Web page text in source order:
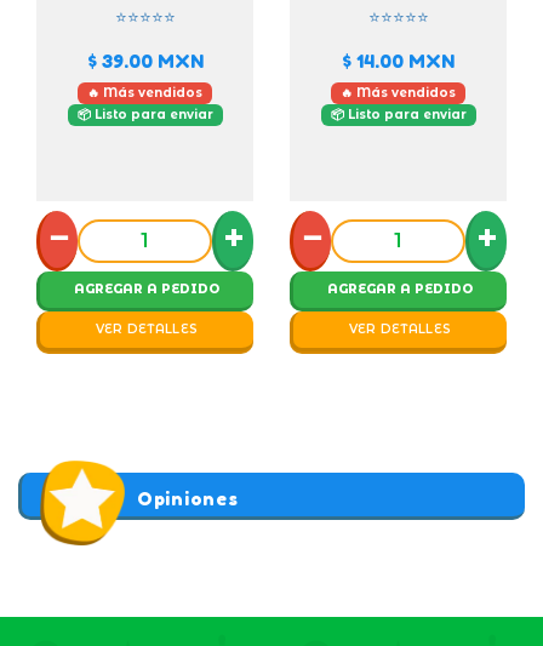
⭐⭐⭐⭐⭐
$ 39.00MXN
🔥 Más vendidos
📦 Listo para enviar
− +
AGREGAR A PEDIDO
VER DETALLES
⭐⭐⭐⭐⭐
$ 14.00 MXN
🔥 Más vendidos
📦 Listo para enviar
− +
AGREGAR A PEDIDO
VER DETALLES
Opiniones